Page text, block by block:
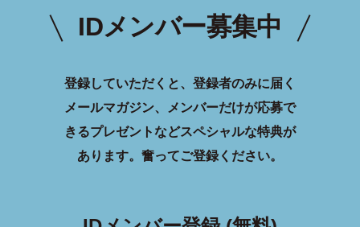
IDメンバー募集中
登録していただくと、登録者のみに届く
メールマガジン、メンバーだけが応募で
きるプレゼントなどスペシャルな特典が
あります。 奮ってご登録ください。